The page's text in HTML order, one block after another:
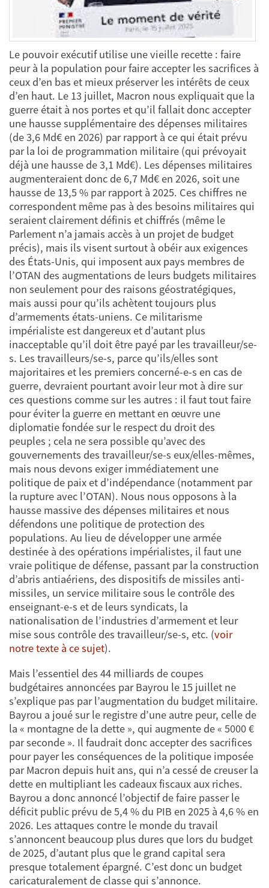
Le pouvoir exécutif utilise une vieille recette : faire
peur à la population pour faire accepter les sacrifices à
ceux d’en bas et mieux préserver les intérêts de ceux
d’en haut. Le 13 juillet, Macron nous expliquait que la
guerre était à nos portes et qu’il fallait donc accepter
une hausse supplémentaire des dépenses militaires
(de 3,6 Md€ en 2026) par rapport à ce qui était prévu
par la loi de programmation militaire (qui prévoyait
déjà une hausse de 3,1 Md€). Les dépenses militaires
augmenteraient donc de 6,7 Md€ en 2026, soit une
hausse de 13,5 % par rapport à 2025. Ces chiffres ne
correspondent même pas à des besoins militaires qui
seraient clairement définis et chiffrés (même le
Parlement n’a jamais accès à un projet de budget
précis), mais ils visent surtout à obéir aux exigences
des États-Unis, qui imposent aux pays membres de
l’OTAN des augmentations de leurs budgets militaires
non seulement pour des raisons géostratégiques,
mais aussi pour qu’ils achètent toujours plus
d’armements états-uniens. Ce militarisme
impérialiste est dangereux et d’autant plus
inacceptable qu’il doit être payé par les travailleur/se-
s. Les travailleurs/se-s, parce qu’ils/elles sont
majoritaires et les premiers concerné-e-s en cas de
guerre, devraient pourtant avoir leur mot à dire sur
ces questions comme sur les autres : il faut tout faire
pour éviter la guerre en mettant en œuvre une
diplomatie fondée sur le respect du droit des
peuples ; cela ne sera possible qu’avec des
gouvernements des travailleur/se-s eux/elles-mêmes,
mais nous devons exiger immédiatement une
politique de paix et d’indépendance (notamment par
la rupture avec l’OTAN). Nous nous opposons à la
hausse massive des dépenses militaires et nous
défendons une politique de protection des
populations. Au lieu de développer une armée
destinée à des opérations impérialistes, il faut une
vraie politique de défense, passant par la construction
d’abris antiaériens, des dispositifs de missiles anti-
missiles, un service militaire sous le contrôle des
enseignant-e-s et de leurs syndicats, la
nationalisation de l’industries d’armement et leur
mise sous contrôle des travailleur/se-s, etc. (voir
notre texte à ce sujet).
Mais l’essentiel des 44 milliards de coupes
budgétaires annoncées par Bayrou le 15 juillet ne
s’explique pas par l’augmentation du budget militaire.
Bayrou a joué sur le registre d’une autre peur, celle de
la « montagne de la dette », qui augmente de « 5000 €
par seconde ». Il faudrait donc accepter des sacrifices
pour payer les conséquences de la politique imposée
par Macron depuis huit ans, qui n’a cessé de creuser la
dette en multipliant les cadeaux fiscaux aux riches.
Bayrou a donc annoncé l’objectif de faire passer le
déficit public prévu de 5,4 % du PIB en 2025 à 4,6 % en
2026. Les attaques contre le monde du travail
s’annoncent beaucoup plus dures que lors du budget
de 2025, d’autant plus que le grand capital sera
presque totalement épargné. C’est donc un budget
caricaturalement de classe qui s’annonce.